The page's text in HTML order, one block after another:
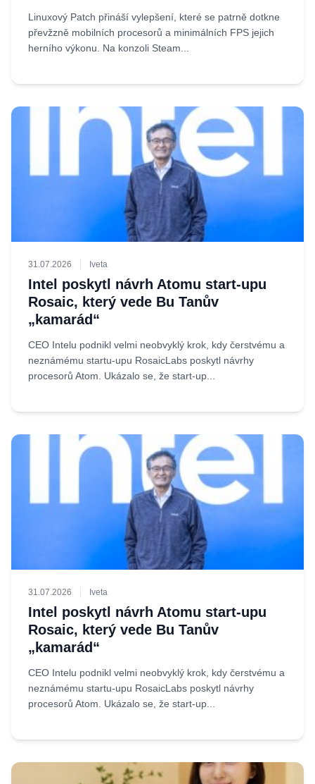
Linuxový Patch přináší vylepšení, které se patrně dotkne
převžzně mobilních procesorů a minimálních FPS jejich
herního výkonu. Na konzoli Steam...
31.07.2026 Iveta
Intel poskytl návrh Atomu start-upu
Rosaic, který vede Bu Tanův
„kamarád“
CEO Intelu podnikl velmi neobvyklý krok, kdy čerstvému a
neznámému startu-upu RosaicLabs poskytl návrhy
procesorů Atom. Ukázalo se, že start-up...
31.07.2026 Iveta
Intel poskytl návrh Atomu start-upu
Rosaic, který vede Bu Tanův
„kamarád“
CEO Intelu podnikl velmi neobvyklý krok, kdy čerstvému a
neznámému startu-upu RosaicLabs poskytl návrhy
procesorů Atom. Ukázalo se, že start-up...